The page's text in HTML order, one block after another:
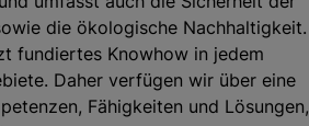
die ökologische Nachhaltigkeit.
fundiertes Knowhow in jedem
Daher verfügen wir über eine
Fähigkeiten und Lösungen,